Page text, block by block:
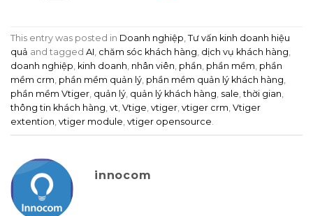
This entry was posted in Doanh nghiệp Tư vấn kinh doanh hiệu
quả and tagged AI chăm sóc khách hàng dịch vụ khách hàng
doanh nghiệp kinh doanh nhân viên phần phần mềm phần
mềm crm phần mềm quản lý phần mềm quản lý khách hàng
phần mềm Vtiger quản lý quản lý khách hàng sale ,thời gian
thông tin khách hàng vt Vtige vtiger vtiger crm Vtiger
extention vtiger module vtiger opensource
innocom